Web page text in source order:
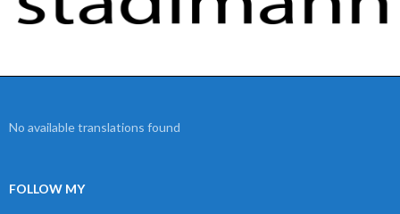
No available translations found
FOLLOW MY